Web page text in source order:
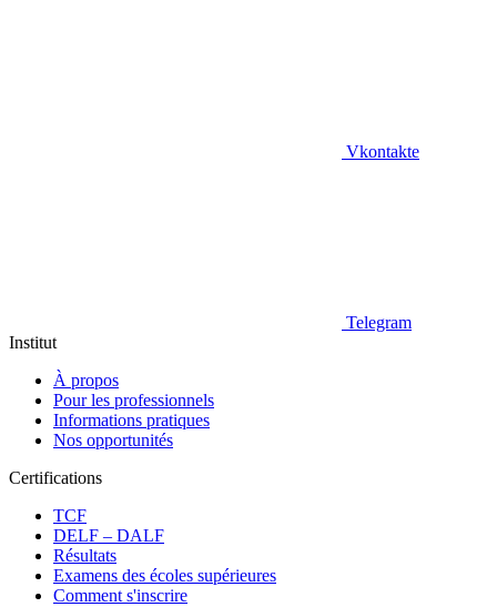
Vkontakte
Telegram
Institut
À propos
Pour les professionnels
Informations pratiques
Nos opportunités
Certifications
TCF
DELF – DALF
Résultats
Examens des écoles supérieures
Comment s'inscrire